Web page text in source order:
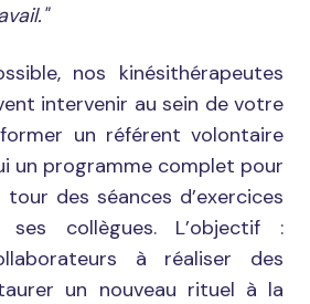
nos kinésithérapeutes
intervenir au sein de votre
un référent volontaire
un programme complet pour
tour des séances d’exercices
ses collègues. L’objectif :
à réaliser des
un nouveau rituel à la